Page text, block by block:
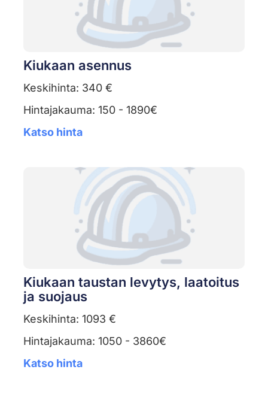
Kiukaan asennus
Keskihinta: 340 €
Hintajakauma: 150 - 1890€
Katso hinta
Kiukaan taustan levytys, laatoitus
ja suojaus
Keskihinta: 1093 €
Hintajakauma: 1050 - 3860€
Katso hinta